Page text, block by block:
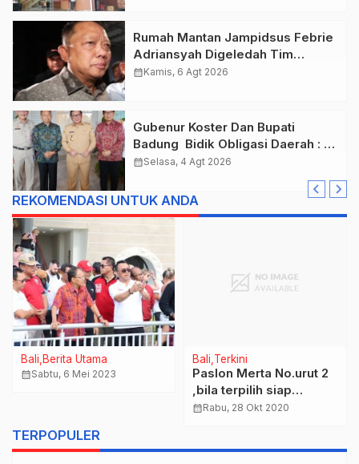
Rumah Mantan Jampidsus Febrie
Adriansyah Digeledah Tim
Penyidik Kejaksaan Agung,
calendar_monthKamis, 6 Agt 2026
Gubenur Koster Dan Bupati
Badung Bidik Obligasi Daerah :
Gaspol Bangun Infrastruktur
calendar_monthSelasa, 4 Agt 2026
REKOMENDASI UNTUK ANDA
Bali Berita Utama
calendar_monthSabtu, 6 Mei 2023
Bali Terkini
Paslon Merta No.urut 2
,bila terpilih siap
mundur bila ingkar janji
calendar_monthRabu, 28 Okt 2020
TERPOPULER